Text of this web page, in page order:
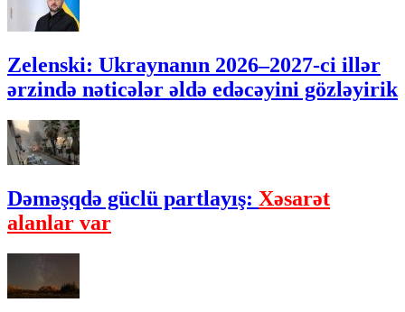
Zelenski: Ukraynanın 2026–2027-ci illər
ərzində nəticələr əldə edəcəyini gözləyirik
Dəməşqdə güclü partlayış: Xəsarət
alanlar var